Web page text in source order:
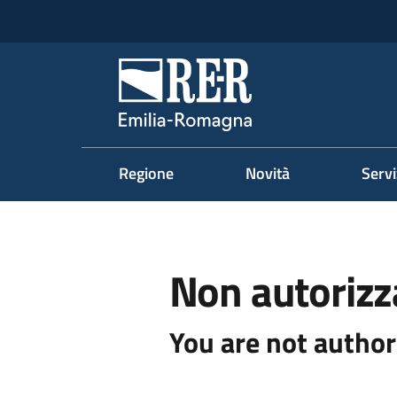
Regione Emilia-
Regione Novità
Non
You are not